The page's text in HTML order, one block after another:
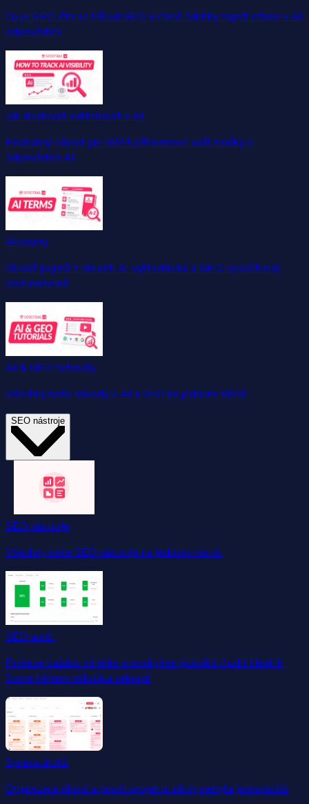
Co je GEO, čím se liší od SEO a které taktiky zajistí citace v AI
odpovědích.
Jak sledovat viditelnost v AI
Podrobný návod, jak měřit přítomnost vaší značky v
odpovědích AI.
AI pojmy
Glosář pojmů z oblasti AI vyhledávání a GEO, vysvětlený
srozumitelně.
AI & GEO tutoriály
Všechny naše návody k AI a GEO na jednom místě.
SEO nástroje
SEO nástroje
Všechny naše SEO nástroje na jednom místě.
SEO audit
Proleze každou stránku a poskytne globální Audit Health
Score během několika sekund.
Správa úkolů
Organizace úkolů a priorit projektu nikdy nebyla jednodušší.